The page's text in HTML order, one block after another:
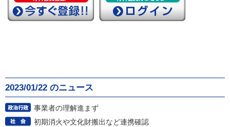
2023/01/22 のニュース
事業者の理解進まず
初期消火や文化財搬出など連携確認